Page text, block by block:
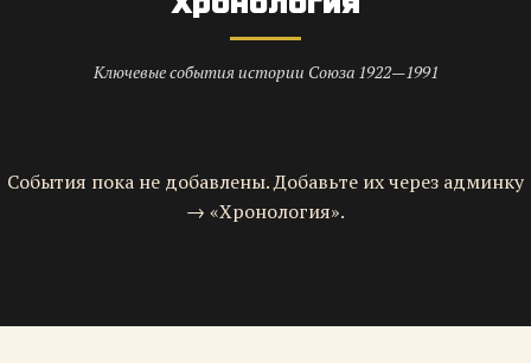
Ключевые события истории Союза 1922—1991
События пока не добавлены. Добавьте их через админку
→ «Хронология».